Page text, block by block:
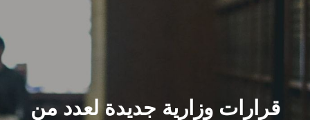
القطاعـات
الشئون الأكاديمية
قرارات وزارية جديدة لعدد من